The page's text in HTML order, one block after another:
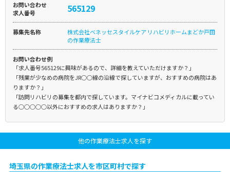
お問い合わせ
求人番号
565129
募集先名称
株式会社ベネッセスタイルケア リハビリホームまどか戸田
の作業療法士
お問い合わせ例
「求人番号565129に興味があるので、詳細を教えていただけますか？」
「残業が少なめの病院をJR○○線の沿線で探していますが、おすすめの病院はあ
りますか？」
「訪問リハビリの募集を都内で探しています。マイナビコメディカルに載ってい
る○○○○○以外におすすめの求人はありますか？」
他の作業療法士求人を探す
埼玉県の作業療法士求人を市区町村で探す